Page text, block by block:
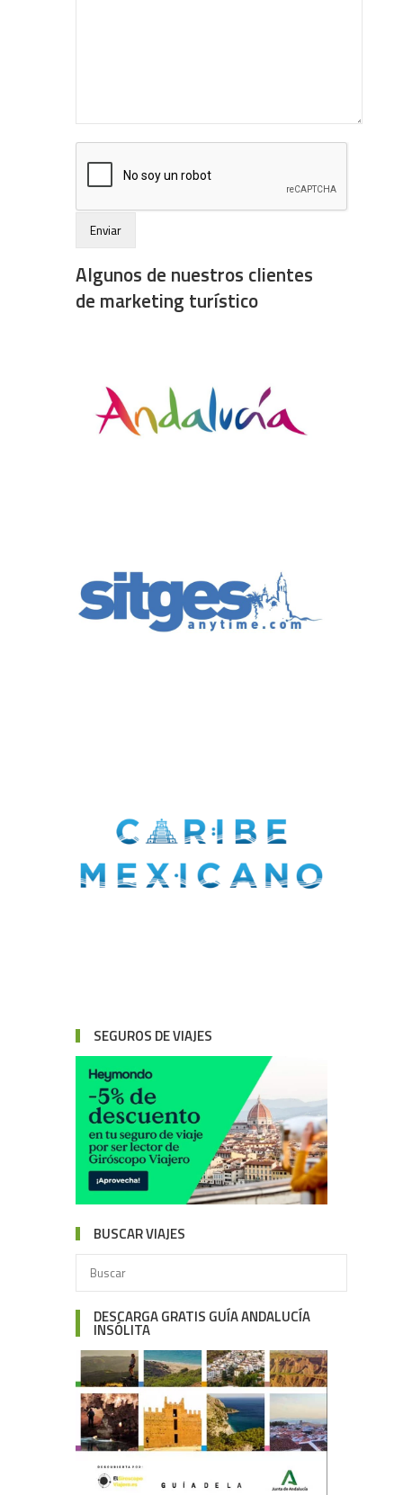
Algunos de nuestros clientes
de marketing turístico
SEGUROS DE VIAJES
BUSCAR VIAJES
DESCARGA GRATIS GUÍA ANDALUCÍA
INSÓLITA